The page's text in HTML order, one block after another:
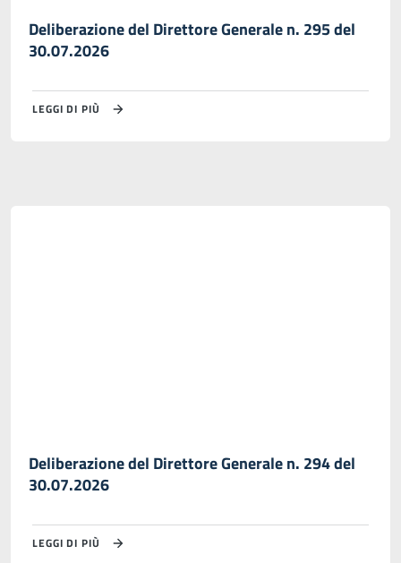
Deliberazione del Direttore Generale n. 295 del
30.07.2026
LEGGI DI PIÙ
Deliberazione del Direttore Generale n. 294 del
30.07.2026
LEGGI DI PIÙ